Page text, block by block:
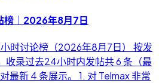
｜2026年8月7日
时讨论榜（2026年8月7日） 按发
录过去24小时内发帖共 6 条（最
最新 4 条展示。 1. 对 Telmax 非常